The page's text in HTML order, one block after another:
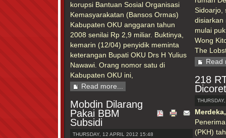
korupsi Bantuan Sosial Organisasi
Kemasyarakatan (Bansos Ormas)
Kabupaten OKU anggaran tahun
2008 senilai Rp 2,9 miliar. Buktinya,
kemarin (12/04) penyidik meminta
keterangan Bupati OKU Drs H Yulius
Nawawi. Orang nomor satu di
Kabupaten OKU ini,
Read more...
Mobdin Dilarang
Pakai BBM
Subsidi
THURSDAY, 12 APRIL 2012 15:48
Sidoarjo,
disiarkan
mulai
Wong
The
Read
218
Dicoret
(PKH)